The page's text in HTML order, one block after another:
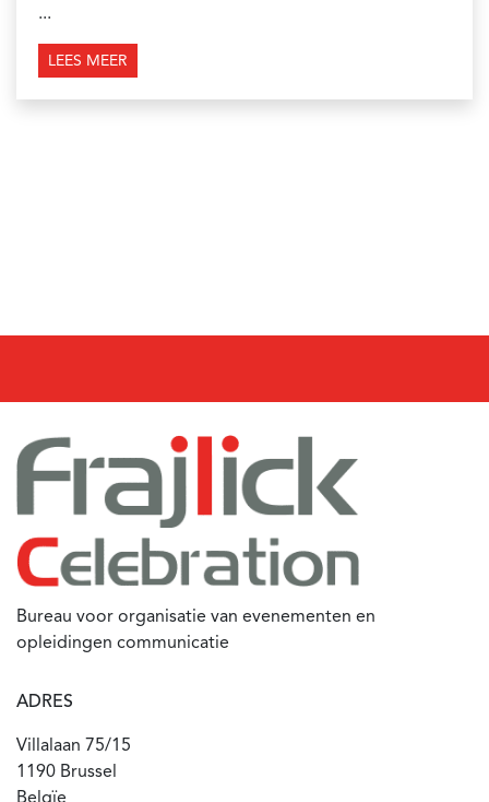
...
LEES MEER
Bureau voor organisatie van evenementen en
opleidingen communicatie
ADRES
Villalaan 75/15
1190 Brussel